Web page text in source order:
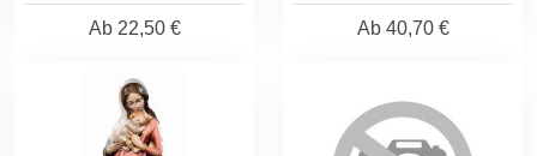
Ab22,50 €
Ab40,70 €